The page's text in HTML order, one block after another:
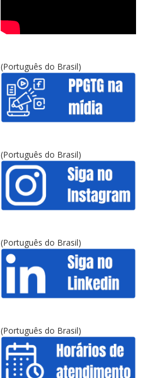
(Português do Brasil)
(Português do Brasil)
(Português do Brasil)
(Português do Brasil)